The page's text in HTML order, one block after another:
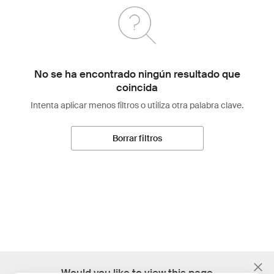
No se ha encontrado ningún resultado que
coincida
Intenta aplicar menos filtros o utiliza otra palabra clave.
Borrar filtros